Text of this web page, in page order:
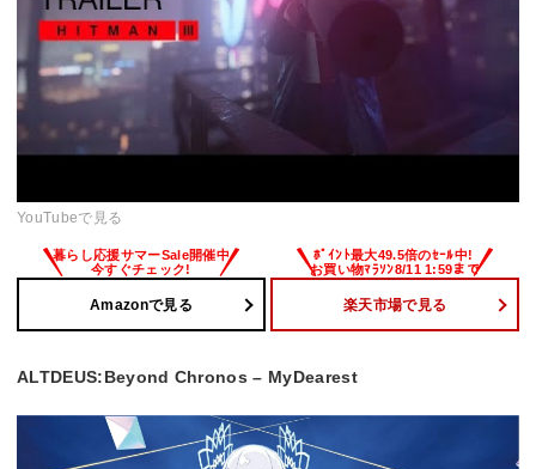
YouTubeで見る
Amazonで見る 楽天市場で見る
ALTDEUS:Beyond Chronos – MyDearest